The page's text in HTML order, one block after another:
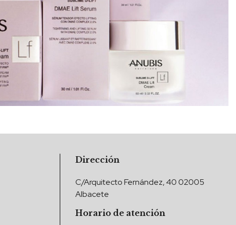
Dirección
C/Arquitecto Fernández, 40 02005
Albacete
Horario de atención